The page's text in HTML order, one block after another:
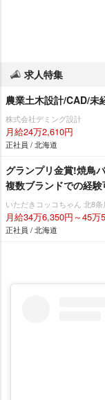
求人特集
農業土木設計/CAD/未
株式会社デミング設計
月給24万2,610円
正社員 / 北海道
グランプリ金賞!焼鳥
複数ブランドでの経
いただきコッコちゃん 北8条
月給34万6,350円～45万
正社員 / 北海道